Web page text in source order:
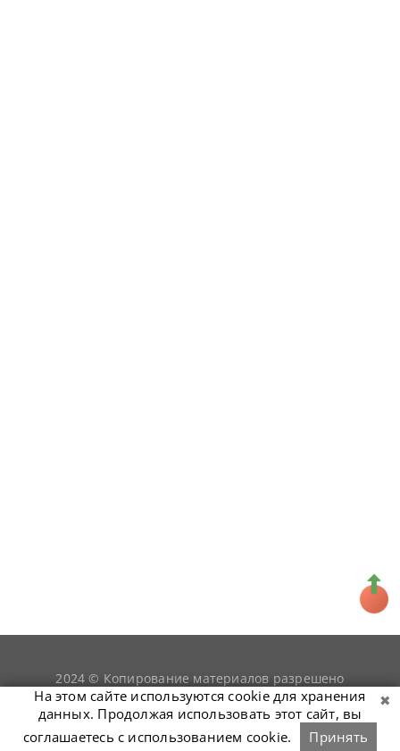
2024 © Копирование материалов разрешено
только при условии гиперссылки наsnookerist.ru
На этом сайте используются cookie для хранения
данных. Продолжая использовать этот сайт, вы
соглашаетесь с использованием cookie.
Принять